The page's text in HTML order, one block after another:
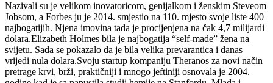
Nazivali su je velikom inovatoricom, genijalkom i ženskim Steveom
Jobsom, a Forbes ju je 2014. smjestio na 110. mjesto svoje liste 400
najbogatijih. Njena imovina tada je procijenjena na čak 4,7 milijardi
dolara.Elizabeth Holmes bila je najbogatija “self-made” žena na
svijetu. Sada se pokazalo da je bila velika prevarantica i danas
vrijedi nula dolara.Svoju startup kompaniju Theranos za novi način
pretrage krvi, brži, praktičniji i mnogo jeftiniji osnovala je 2004.